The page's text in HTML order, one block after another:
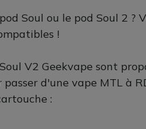
Soul ou le pod Soul 2 ?
!
V2 Geekvape sont
d'une vape MTL à
: